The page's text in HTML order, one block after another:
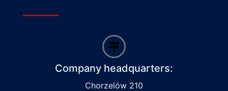
Company headquarters:
Chorzelów 210